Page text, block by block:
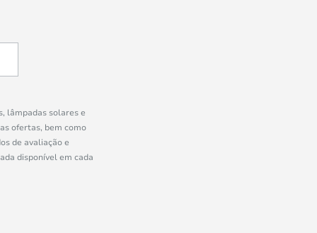
lâmpadas solares e
ofertas, bem como
de avaliação e
disponível em cada